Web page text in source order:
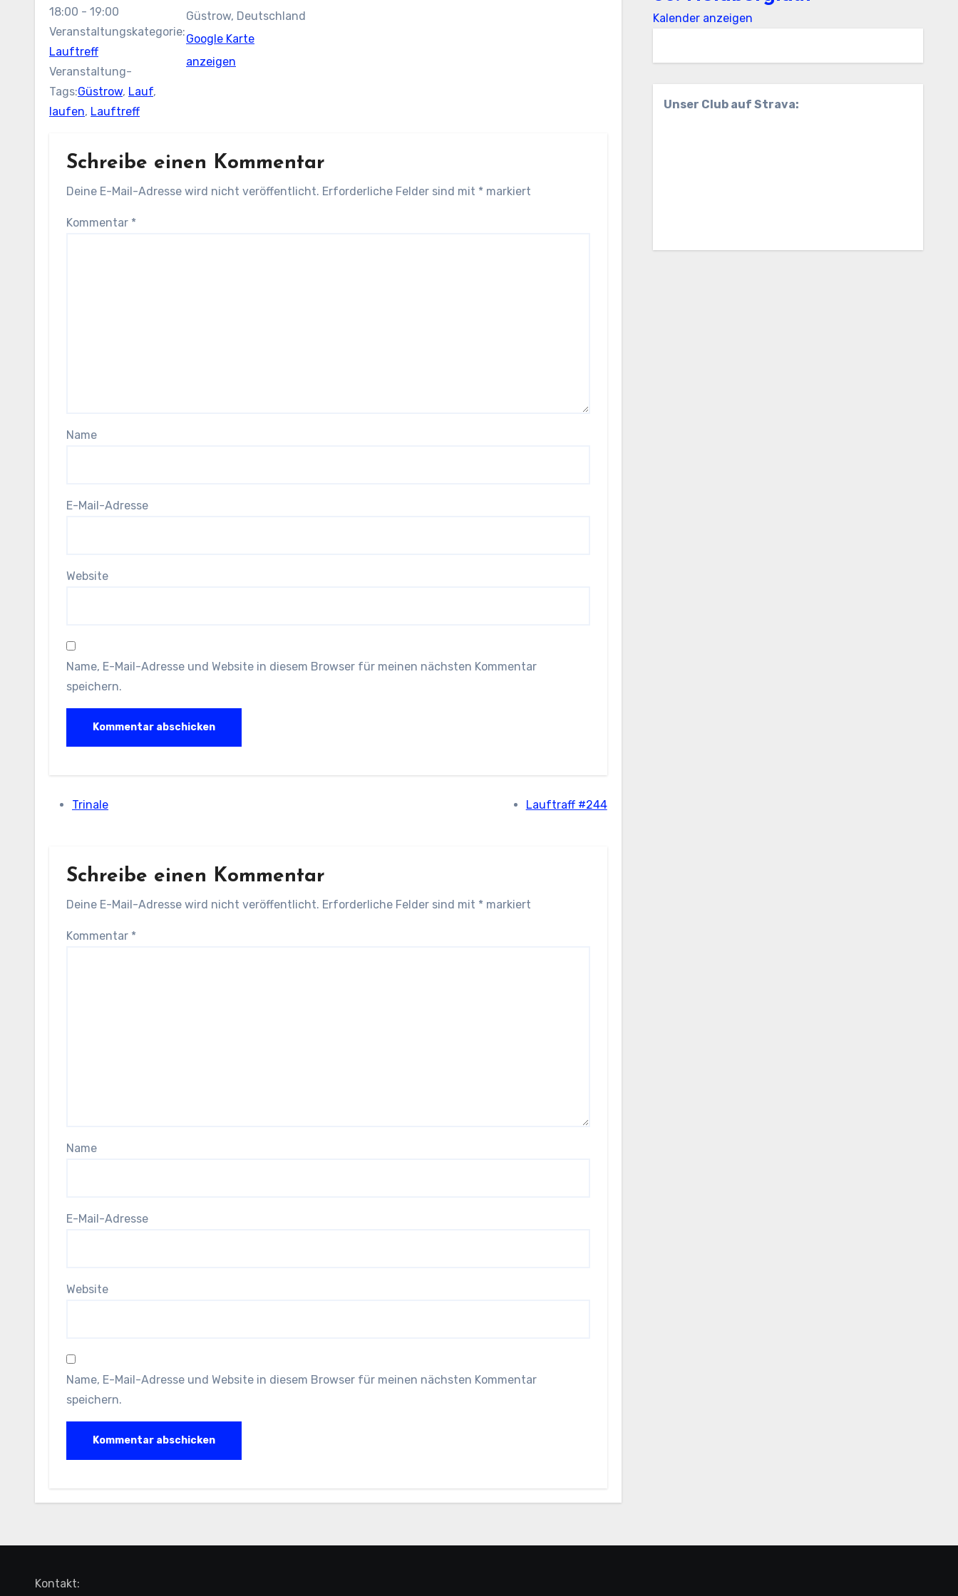
18:00 - 19:00
Veranstaltungskategorie:
Lauftreff
Veranstaltung-
Tags:Güstrow, Lauf,
laufen, Lauftreff
Güstrow, Deutschland
Google Karte
anzeigen
Schreibe einen Kommentar
Deine E-Mail-Adresse wird nicht veröffentlicht. Erforderliche Felder sind mit * markiert
Kommentar *
Name
E-Mail-Adresse
Website
Name, E-Mail-Adresse und Website in diesem Browser für meinen nächsten Kommentar
speichern.
Trinale Lauftraff #244
Schreibe einen Kommentar
Deine E-Mail-Adresse wird nicht veröffentlicht. Erforderliche Felder sind mit * markiert
Kommentar *
Name
E-Mail-Adresse
Website
Name, E-Mail-Adresse und Website in diesem Browser für meinen nächsten Kommentar
speichern.
Kalender anzeigen
Unser Club auf Strava:
Kontakt: